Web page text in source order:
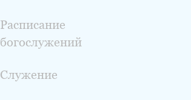
Расписание
богослужений
Служение